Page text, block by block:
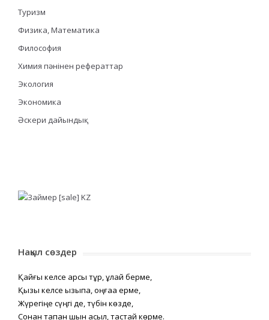
Туризм
Физика, Математика
Философия
Химия пәнінен рефераттар
Экология
Экономика
Әскери дайындық
Нақыл сөздер
Қайғы келсе қарсы тұр, құлай берме,
Қызық келсе қызықпа, оңғаққа ерме,
Жүрегіңе сүңгі де, түбін көзде,
Сонан тапқан шын асыл, тастай көрме.